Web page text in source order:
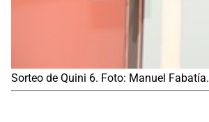
Sorteo de Quini 6. Foto: Manuel Fabatía.